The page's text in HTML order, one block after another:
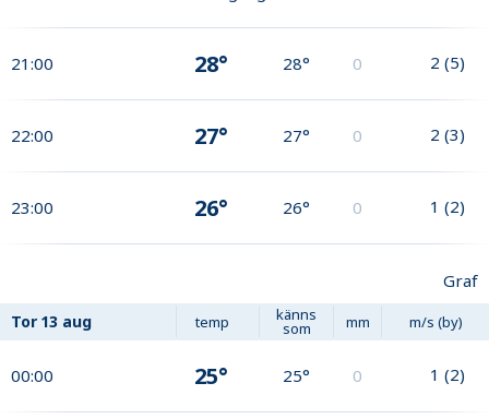
21:00 28° 28° 0 2 (5)
22:00 27° 27° 0 2 (3)
23:00 26° 26° 0 1 (2)
Graf
Tor 13 aug temp känns
som mm m/s (by)
00:00 25° 25° 0 1 (2)